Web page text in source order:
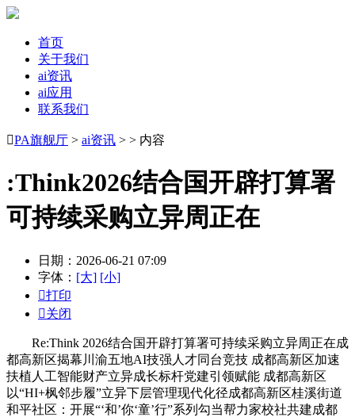
首页
关于我们
ai资讯
ai应用
联系我们
PA旗舰厅 > ai资讯 > > 内容
:Think2026结合国开辟打算署
可持续采购立异周正在
日期：2026-06-21 07:09
字体： [大] [小]
打印
关闭
Re:Think 2026结合国开辟打算署可持续采购立异周正在成
都高新区揭幕川渝五地AI技强人才同台竞技 成都高新区加速
扶植人工智能财产立异成长标杆党建引领赋能 成都高新区
以“HI+枫邻步履”立异下层管理现代化径成都高新区桂溪街道
和平社区：开展“‘和’你‘童’行”系列勾当帮力家校社共建成都